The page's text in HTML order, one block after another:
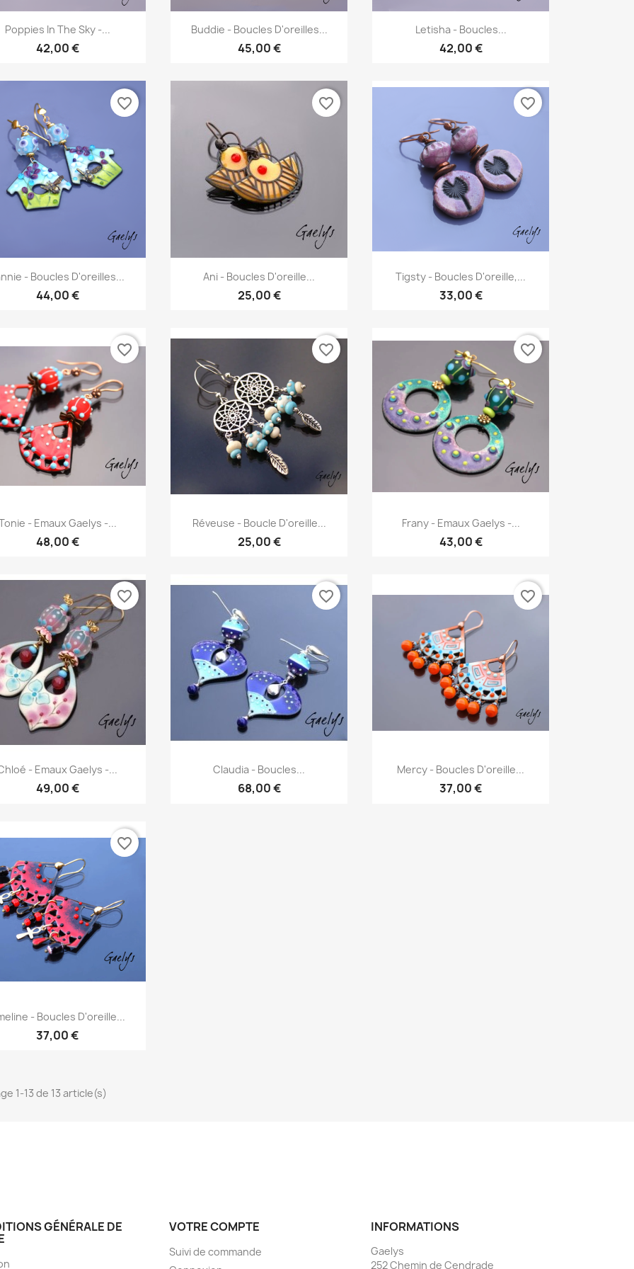
Aperçu rapide
Poppies In The Sky -...
42,00 €
 Aperçu rapide
Buddie - Boucles D'oreilles...
45,00 €
Aperçu rapide
Letisha - Boucles...
42,00 €
 Aperçu rapide
- Boucles D'oreilles...
44,00 €
favorite_border
Aperçu rapide
Ani - Boucles D'oreille...
25,00 €
favorite_border
 Aperçu rapide
Tigsty - Boucles D'oreille,...
33,00 €
favorite_border
 Aperçu rapide
- Emaux Gaelys -...
48,00 €
favorite_border
Aperçu rapide
Réveuse - Boucle D'oreille...
25,00 €
favorite_border
 Aperçu rapide
Frany - Emaux Gaelys -...
43,00 €
favorite_border
 Aperçu rapide
- Emaux Gaelys -...
49,00 €
favorite_border
Aperçu rapide
Claudia - Boucles...
68,00 €
favorite_border
Aperçu rapide
Mercy - Boucles D'oreille...
37,00 €
favorite_border
Aperçu rapide
- Boucles D'oreille...
37,00 €
favorite_border
1-13 de 13 article(s)
GÉNÉRALE DE VOTRE COMPTE
Suivi de commande
INFORMATIONS
Gaelys
252 Chemin de Cendrade